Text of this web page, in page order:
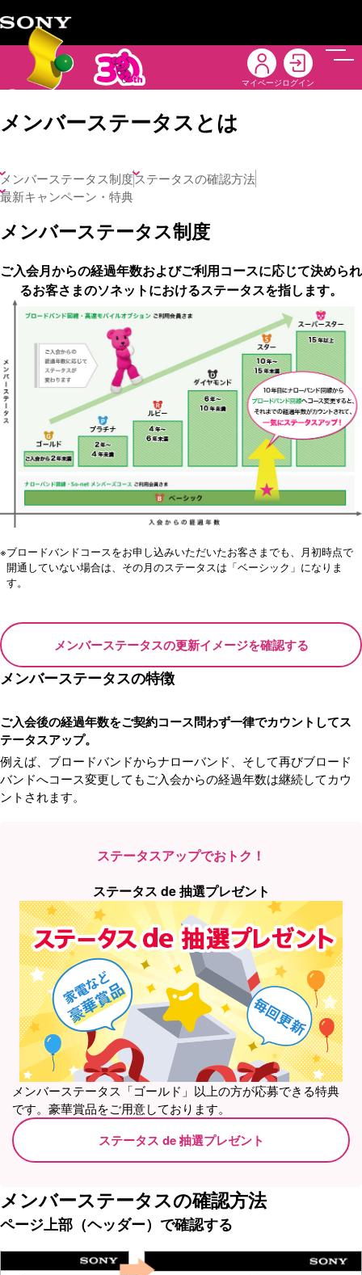
マイページ ログイン
メニ
メンバーステータスとは
メンバーステータス制度ステータスの確認方法
最新キャンペーン・特典
メンバーステータス制度
ご入会月からの経過年数およびご利用コースに応じて決められ
るお客さまのソネットにおけるステータスを指します。
※ブロードバンドコースをお申し込みいただいたお客さまでも、月初時点で
開通していない場合は、その月のステータスは「ベーシック」になりま
す。
メンバーステータスの更新イメージを確認する
メンバーステータスの特徴
ご入会後の経過年数をご契約コース問わず一律でカウントしてス
テータスアップ。
例えば、ブロードバンドからナローバンド、そして再びブロード
バンドへコース変更してもご入会からの経過年数は継続してカウ
ントされます。
ステータスアップでおトク！
ステータス de 抽選プレゼント
メンバーステータス「ゴールド」以上の方が応募できる特典
です。豪華賞品をご用意しております。
ステータス de 抽選プレゼント
メンバーステータスの確認方法
ページ上部（ヘッダー）で確認する